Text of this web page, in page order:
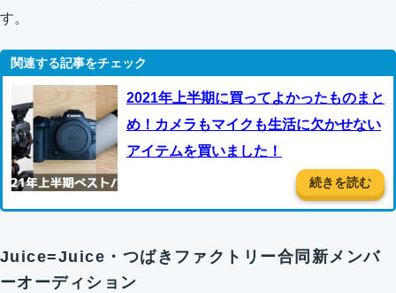
す。
2021年上半期に買ってよかったものまと
め！カメラもマイクも生活に欠かせない
アイテムを買いました！
続きを読む
Juice=Juice・つばきファクトリー合同新メンバ
ーオーディション